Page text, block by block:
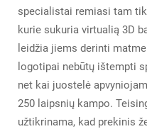
specialistai remiasi tam
kurie sukuria virtualią 3D
leidžia jiems derinti
logotipai nebūtų ištempti
net kai juostelė
250 laipsnių kampo.
užtikrinama, kad prekinis